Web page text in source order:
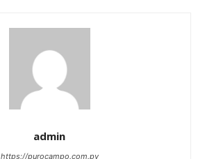
admin
https://purocampo.com.py